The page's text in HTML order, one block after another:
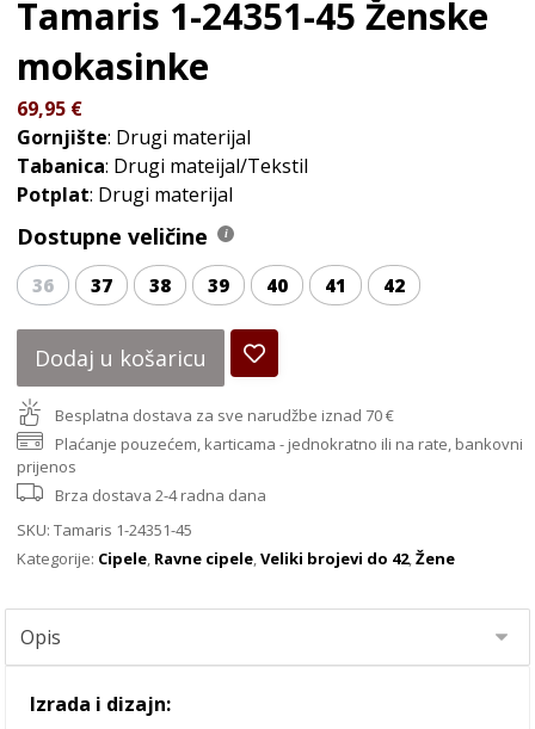
Tamaris 1-24351-45 Ženske
mokasinke
69,95 €
Gornjište: Drugi materijal
Tabanica: Drugi mateijal/Tekstil
Potplat: Drugi materijal
Dostupne veličine
36 37 38 39 40 41 42
Dodaj u košaricu
Besplatna dostava za sve narudžbe iznad 70 €
Plaćanje pouzećem, karticama - jednokratno ili na rate, bankovni
prijenos
Brza dostava 2-4 radna dana
SKU:Tamaris 1-24351-45
Kategorije: Cipele, Ravne cipele,Veliki brojevi do 42,Žene
Izrada i dizajn: